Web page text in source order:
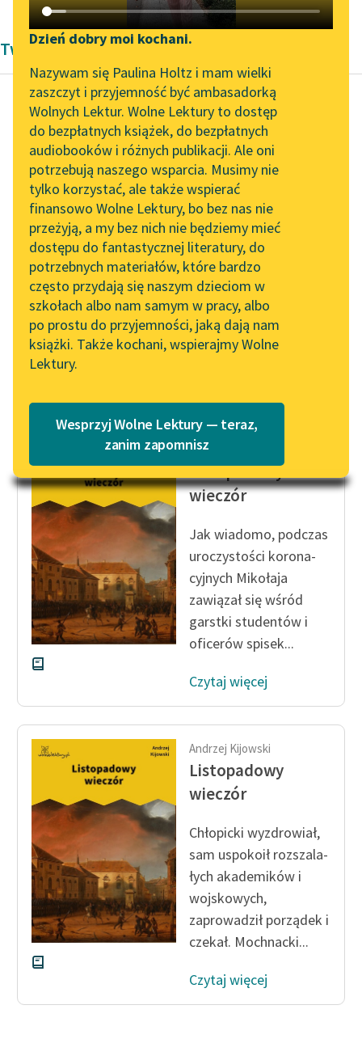
Katalog DAISY
Podkasty o książkach
Zgłoś brak utworu
Aktualności
Zapraszamy na spotkanie
online z tłumaczkami
literatury skandynawskiej
Spotkanie z Katarzyną
Tunkiel w Oslo
Wolne Lektury na 32.
Pol’and’Rock Festivalu
„Kochanek Lady
Chatterley” do słuchania
na Wolnych Lekturach
Nowy audiobook –
„Marzenie o Oriencie”
Lektury szkolne i klasyka
literatury do słuchania dla
uczennic i uczniów z
niepełnosprawnościami
E-kolekcja lektur
szkolnych i literatury do
słuchania dla uczennic i
uczniów z
niepełnosprawnościami
Popularyzacja
skandynawskiej literatury
feministycznej
Ręce pełne poezji
Kolekcje edukacyjne
twórców przechodzących
do domeny publicznej,
lektur szkolnych oraz
Starego Testamentu
Odkurzamy bohaterów
Szkoła Poezji Wolnych
Lektur
Narzędzia
Mapa Wolnych Lektur
Leśmianator
Przewodnik dla piszących i
czytających
API
OAI-PMH
Widget Wolnych Lektur
Przypisy
Katalog w formacie PDF
O nas
Dzień dobry moi kochani.
Nazywam się Paulina Holtz i mam wielki
zaszczyt i przyjemność być ambasadorką
Wolnych Lektur. Wolne Lektury to dostęp
do bezpłatnych książek, do bezpłatnych
audiobooków i różnych publikacji. Ale oni
potrzebują naszego wsparcia. Musimy nie
tylko korzystać, ale także wspierać
finansowo Wolne Lektury, bo bez nas nie
przeżyją, a my bez nich nie będziemy mieć
dostępu do fantastycznej literatury, do
potrzebnych materiałów, które bardzo
często przydają się naszym dzieciom w
szkołach albo nam samym w pracy, albo
po prostu do przyjemności, jaką dają nam
książki. Także kochani, wspierajmy Wolne
Lektury.
Wesprzyj Wolne Lektury — teraz,
zanim zapomnisz
Twórczość Andrzeja Kijowskiego
Andrzej Kijowski
Listopadowy
wieczór
Ale wyniknęło to z
niesamowitego
przypadku, który
skłania do
najdziwniejszych
refleksji na te­mat
mechanizmu...
Andrzej Kijowski
Listopadowy
wieczór
Jak wiadomo, podczas
uroczystości korona­
cyjnych Mikołaja
zawiązał się wśród
garstki studentów i
oficerów spisek...
Czytaj więcej
Andrzej Kijowski
Listopadowy
wieczór
Chłopicki wyzdrowiał,
sam uspokoił rozszala­
łych akademików i
wojskowych,
zaprowadził po­rządek i
czekał. Mochnacki...
Czytaj więcej